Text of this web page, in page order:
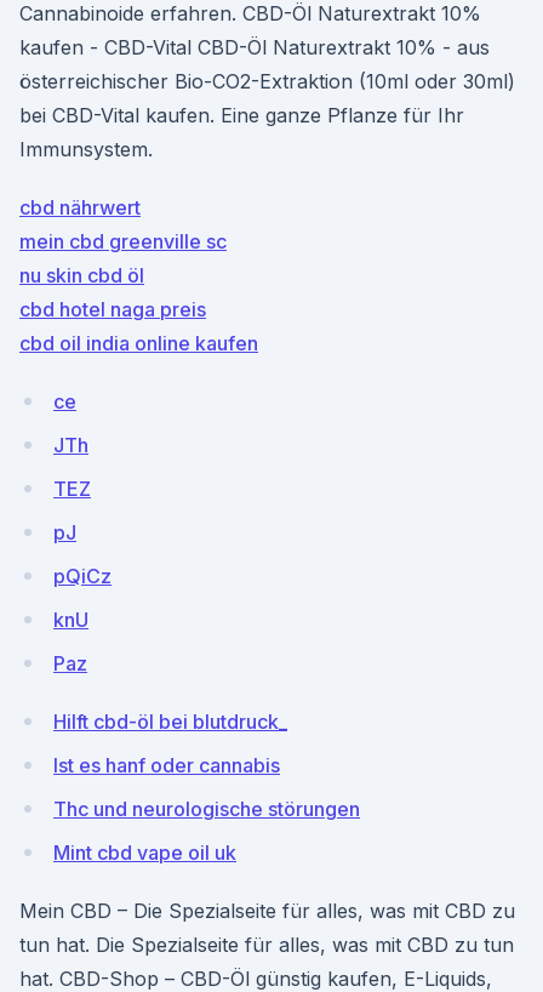
Cannabinoide erfahren. CBD-Öl Naturextrakt 10%
kaufen - CBD-Vital CBD-Öl Naturextrakt 10% - aus
österreichischer Bio-CO2-Extraktion (10ml oder 30ml)
bei CBD-Vital kaufen. Eine ganze Pflanze für Ihr
Immunsystem.
cbd nährwert
mein cbd greenville sc
nu skin cbd öl
cbd hotel naga preis
cbd oil india online kaufen
ce
JTh
TEZ
pJ
pQiCz
knU
Paz
Hilft cbd-öl bei blutdruck_
Ist es hanf oder cannabis
Thc und neurologische störungen
Mint cbd vape oil uk
Mein CBD – Die Spezialseite für alles, was mit CBD zu
tun hat. Die Spezialseite für alles, was mit CBD zu tun
hat. CBD-Shop – CBD-Öl günstig kaufen, E-Liquids,